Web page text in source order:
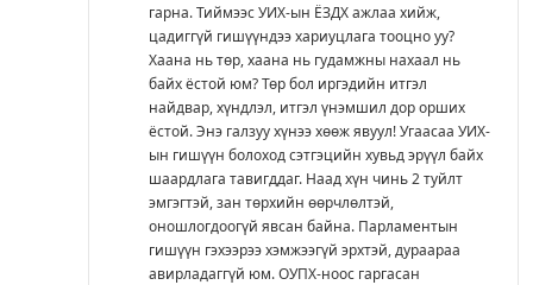
гарна. Тиймээс УИХ-ын ЁЗДХ ажлаа хийж,
цадиггүй гишүүндээ хариуцлага тооцно уу?
Хаана нь төр, хаана нь гудамжны нахаал нь
байх ёстой юм? Төр бол иргэдийн итгэл
найдвар, хүндлэл, итгэл үнэмшил дор орших
ёстой. Энэ галзуу хүнээ хөөж явуул! Угаасаа УИХ-
ын гишүүн болоход сэтгэцийн хувьд эрүүл байх
шаардлага тавигддаг. Наад хүн чинь 2 туйлт
эмгэгтэй, зан төрхийн өөрчлөлтэй,
оношлогдоогүй явсан байна. Парламентын
гишүүн гэхээрээ хэмжээгүй эрхтэй, дураараа
авирладаггүй юм. ОУПХ-ноос гаргасан